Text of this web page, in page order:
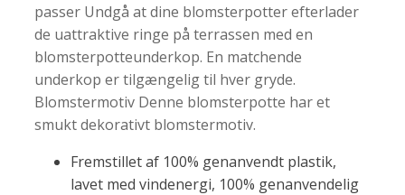
passer Undgå at dine blomsterpotter efterlader
de uattraktive ringe på terrassen med en
blomsterpotteunderkop. En matchende
underkop er tilgængelig til hver gryde.
Blomstermotiv Denne blomsterpotte har et
smukt dekorativt blomstermotiv.
Fremstillet af 100% genanvendt plastik,
lavet med vindenergi, 100% genanvendelig